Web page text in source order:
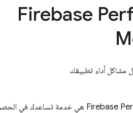
Firebase
أداء تطبيقك
Firebase